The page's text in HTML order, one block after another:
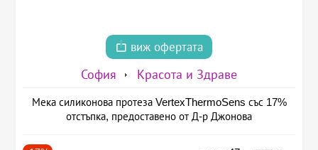
виж офертата
София Красота и Здраве
Мека силиконова протеза VertexThermoSens със 17%
отстъпка, предоставено от Д-р Джонова